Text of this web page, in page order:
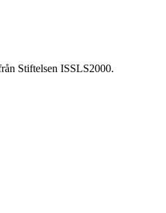
Stiftelsen ISSLS2000.